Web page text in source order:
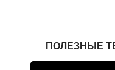
ПОЛЕЗНЫЕ